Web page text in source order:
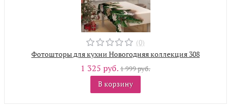
(0)
Фотошторы для кухни Новогодняя коллекция 308
1 325 руб.1 999 руб.
В корзину